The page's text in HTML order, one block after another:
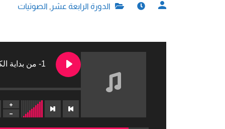
الدورة الرابعة عشر , الصوتيات
1- من بداية الكتاب إلى حديث غزونا مع رسول الله سبع غزوات